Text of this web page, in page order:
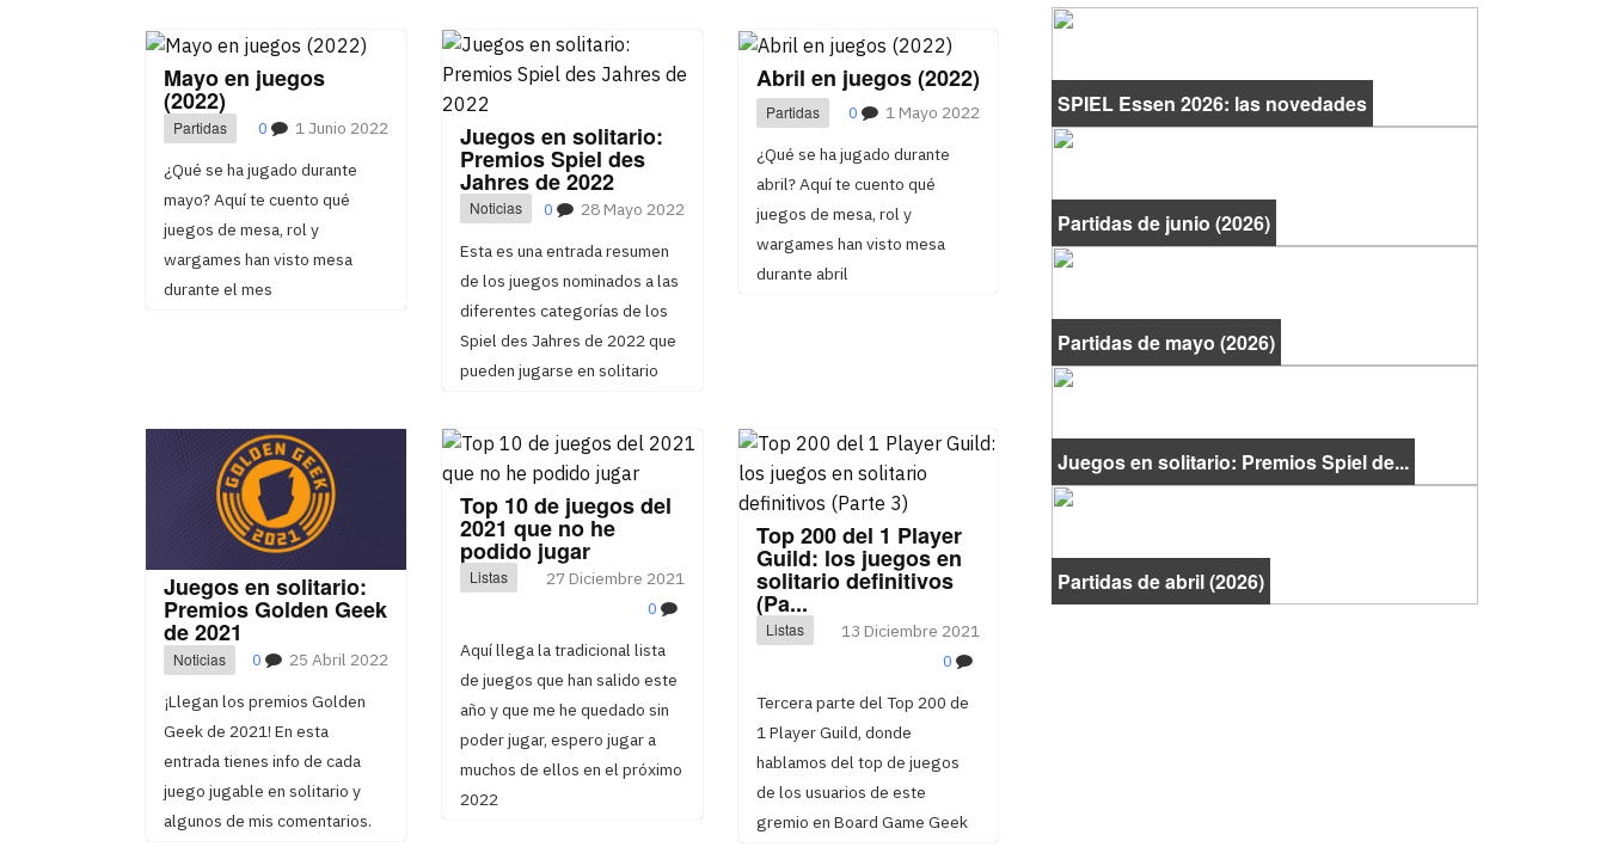
Mayo en juegos
(2022)
Partidas 1 Junio 2022
0
¿Qué se ha jugado durante
mayo? Aquí te cuento qué
juegos de mesa, rol y
wargames han visto mesa
durante el mes
Juegos en solitario:
Premios Spiel des
Jahres de 2022
Noticias 28 Mayo 2022
0
Esta es una entrada resumen
de los juegos nominados a las
diferentes categorías de los
Spiel des Jahres de 2022 que
pueden jugarse en solitario
Abril en juegos (2022)
Partidas 1 Mayo 2022
0
¿Qué se ha jugado durante
abril? Aquí te cuento qué
juegos de mesa, rol y
wargames han visto mesa
durante abril
Juegos en solitario:
Premios Golden Geek
de 2021
Noticias 25 Abril 2022
0
¡Llegan los premios Golden
Geek de 2021! En esta
entrada tienes info de cada
juego jugable en solitario y
algunos de mis comentarios.
Top 10 de juegos del
2021 que no he
podido jugar
Listas
27 Diciembre 2021
0
Aquí llega la tradicional lista
de juegos que han salido este
año y que me he quedado sin
poder jugar, espero jugar a
muchos de ellos en el próximo
2022
Top 200 del 1 Player
Guild: los juegos en
solitario definitivos
(Pa...
Listas
13 Diciembre 2021
0
Tercera parte del Top 200 de
1 Player Guild, donde
hablamos del top de juegos
de los usuarios de este
gremio en Board Game Geek
SPIEL Essen 2026: las novedades
Partidas de junio (2026)
Partidas de mayo (2026)
Juegos en solitario: Premios Spiel de...
Partidas de abril (2026)